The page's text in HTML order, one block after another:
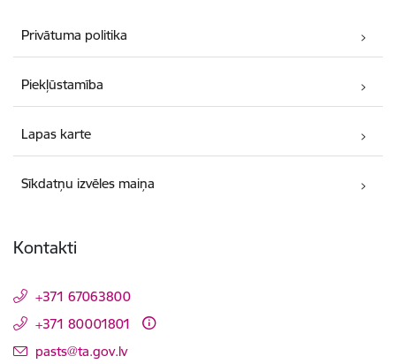
Privātuma politika
Piekļūstamība
Lapas karte
Sīkdatņu izvēles maiņa
Kontakti
+371 67063800
+371 80001801
E-pasts:
pasts@ta.gov.lv